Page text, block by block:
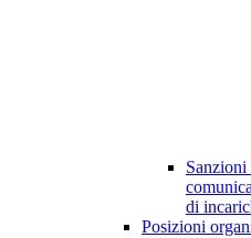
Sanzioni
di
Posizioni